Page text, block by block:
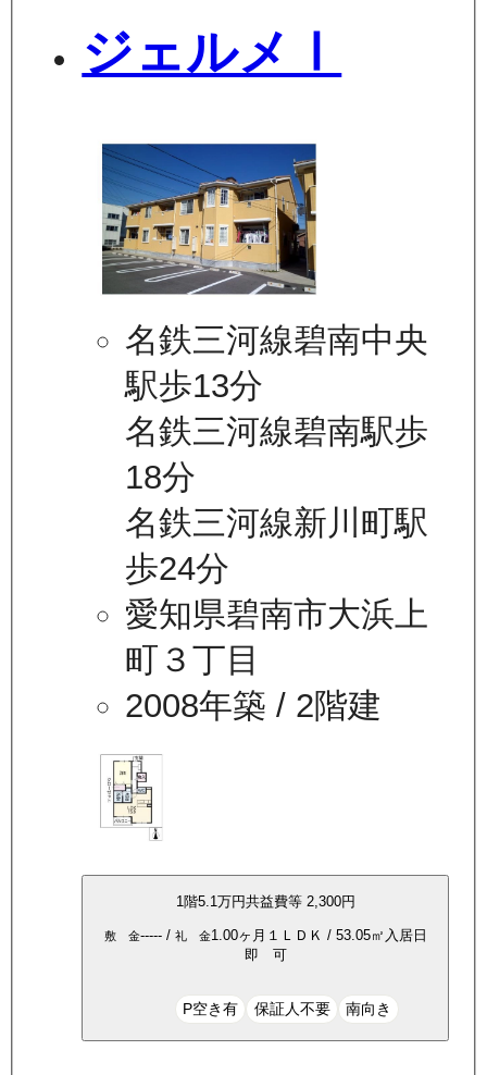
ジェルメⅠ
名鉄三河線碧南中央
駅歩13分
名鉄三河線碧南駅歩
18分
名鉄三河線新川町駅
歩24分
愛知県碧南市大浜上
町３丁目
2008年築 / 2階建
1階5.1万円共益費等 2,300円
敷 金-----/ 礼 金1.00ヶ月 １ＬＤＫ / 53.05㎡ 入居日
即 可
P空き有 保証人不要 南向き